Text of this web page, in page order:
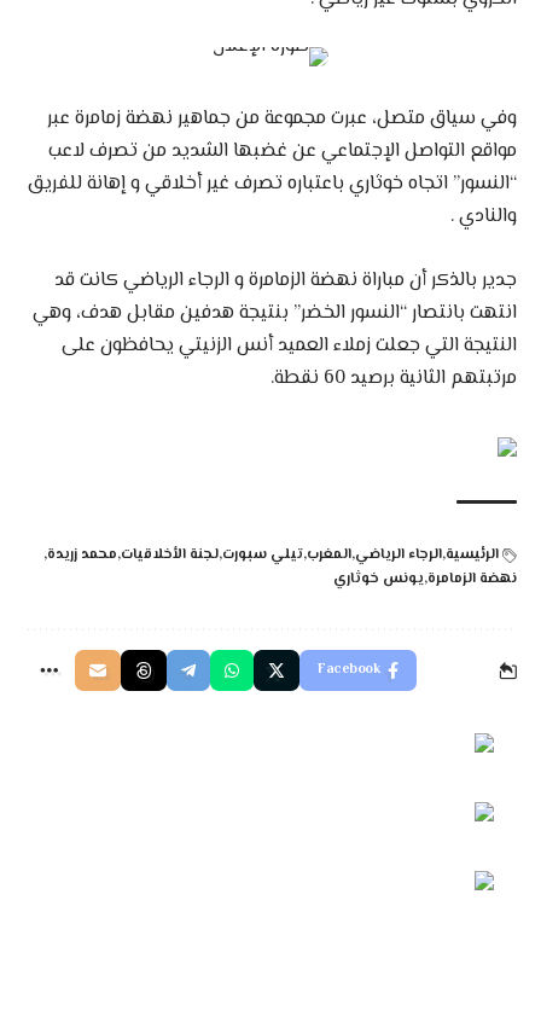
وفي سياق متصل، عبرت مجموعة من جماهير نهضة زمامرة عبر
مواقع التواصل الإجتماعي عن غضبها الشديد من تصرف لاعب
“النسور” اتجاه خوثاري باعتباره تصرف غير أخلاقي و إهانة للفريق
والنادي .
جدير بالذكر أن مباراة نهضة الزمامرة و الرجاء الرياضي كانت قد
انتهت بانتصار “النسور الخضر” بنتيجة هدفين مقابل هدف، وهي
النتيجة التي جعلت زملاء العميد أنس الزنيتي يحافظون على
مرتبتهم الثانية برصيد 60 نقطة.
الرئيسيةالرجاء الرياضيالمغربتيلي سبورتلجنة الأخلاقياتمحمد زريدة
نهضة الزمامرةيونس خوثاري
Facebook